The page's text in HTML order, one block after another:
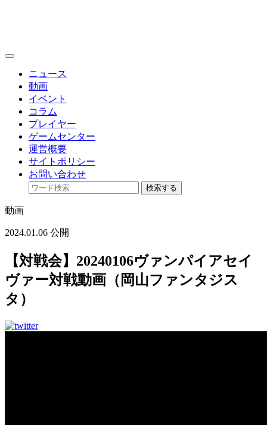
toggle
ニュース
動画
イベント
コラム
プレイヤー
ゲームセンター
運営概要
サイトポリシー
お問い合わせ
検索する
動画
2024.01.06 公開
【対戦会】20240106ヴァンパイアセイ
ヴァー対戦動画（岡山ファンタジス
タ）